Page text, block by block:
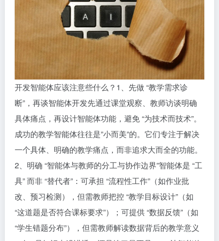
开发智能体应该注意些什么？1、先做 “教学需求诊
断”，再谈智能体开发先通过课堂观察、教师访谈明确
具体痛点，再设计智能体功能，避免 “为技术而技术”。
成功的教学智能体往往是”小而美”的。它们专注于解决
一个具体、明确的教学痛点，而非追求大而全的功能。
2、明确 “智能体与教师的分工与协作边界”智能体是 “工
具” 而非 “替代者”：可承担 “流程性工作”（如作业批
改、预习检测），但需教师把控 “教学目标设计”（如
“这道题是否符合课标要求”）；可提供 “数据反馈”（如
“学生错题分布”），但需教师解读数据背后的教学意义